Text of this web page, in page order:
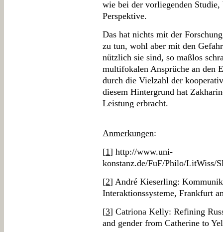
wie bei der vorliegenden Studie,
Perspektive.
Das hat nichts mit der
zu tun, wohl aber mit den
nützlich sie sind, so maßlos
multifokalen Ansprüche an den
durch die Vielzahl der
diesem Hintergrund hat
Leistung erbracht.
Anmerkungen:
[1] http://www.uni-
konstanz.de/FuF/Philo/
[2] André Kieserling:
Interaktionssysteme, Frankfurt
[3] Catriona Kelly: Refining
and gender from Catherine to